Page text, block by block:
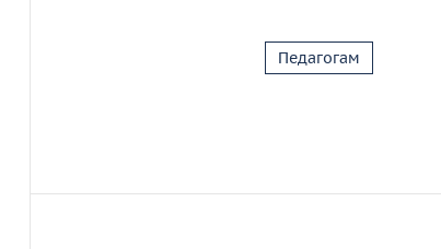
Педагогам